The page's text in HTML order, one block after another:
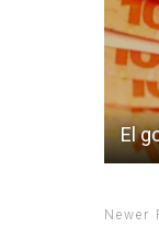
El
Newer